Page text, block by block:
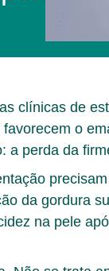
clínicas de
o
a perda da
da gordura
na pele